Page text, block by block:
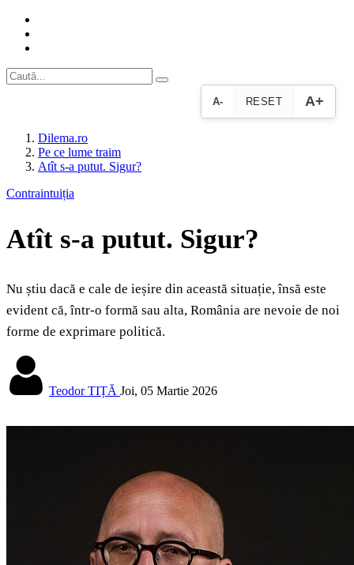
A- RESET A+
Dilema.ro
Pe ce lume traim
Atît s-a putut. Sigur?
Contraintuiția
Atît s-a putut. Sigur?
Nu știu dacă e cale de ieșire din această situație, însă este
evident că, într-o formă sau alta, România are nevoie de noi
forme de exprimare politică.
Teodor TIȚĂ Joi, 05 Martie 2026